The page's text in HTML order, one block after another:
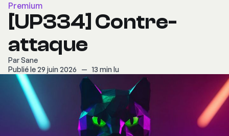
Premium
[UP334] Contre-
attaque
ParSane
Publié le 29 juin 2026
— 13 min lu